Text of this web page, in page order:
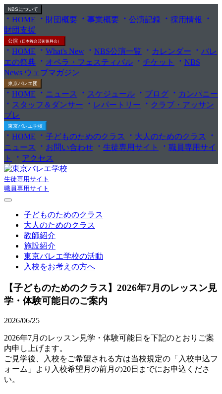
NBSについて
HOME 財団概要 事業概要 公演記録
採用情報
財団支援
公演 （日本舞台芸術振興会）
HOME What's New NBS公演一覧 カレンダー
バレ
エの祭典
オペラ・フェスティバル チケット
NBS
News ウェブマガジン
東京バレエ団
HOME ニュース スケジュール ブログ
カンパニー
スタッフ＆ダンサー
レパートリー
クラブ・アッサン
ブレ
東京バレエ学校
HOME 子どものためのクラス
大人のためのクラス
ニュース
お問い合わせ 生徒専用サイト
職員専用サイ
ト
アクセス
生徒専用サイト
職員専用サイト
子どものためのクラス
大人のためのクラス
教師紹介
施設紹介
東京バレエ学校の活動
入校をお考えの方へ
【子どものためのクラス】2026年7月のレッスン見
学・体験可能日のご案内
2026/06/25
2026年7月のレッスン見学・体験可能日を下記のとおりご案
内申し上げます。
ご見学後、入校をご希望される方は当校規定の「入校申込フ
ォーム」より入校希望月の前月の20日までにお申込くださ
い。